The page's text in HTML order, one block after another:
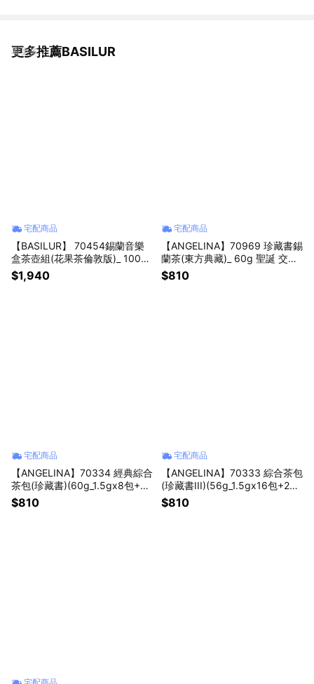
更多推薦BASILUR
看更多
宅配商品
【BASILUR】 70454錫蘭音樂
盒茶壺組(花果茶倫敦版)_ 100g
聖誕 交換禮物
$1,940
宅配商品
【ANGELINA】70969 珍藏書錫
蘭茶(東方典藏)_ 60g 聖誕 交換
禮物
$810
宅配商品
【ANGELINA】70334 經典綜合
茶包(珍藏書)(60g_1.5gx8包+2g
$810
宅配商品
【ANGELINA】70333 綜合茶包
(珍藏書III)(56g_1.5gx16包+2gx
$810